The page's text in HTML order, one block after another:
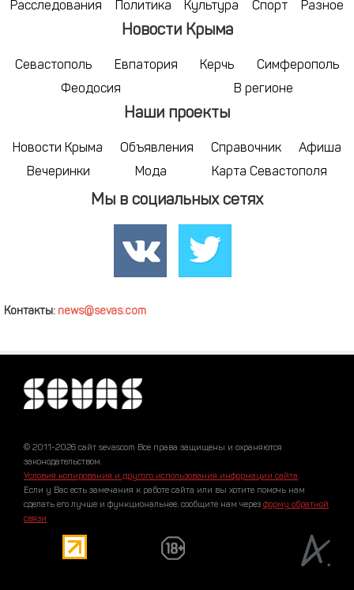
Расследования
Политика Культура Спорт Разное
Новости Крыма
Севастополь Евпатория Керчь
Симферополь
Феодосия
В регионе
Наши проекты
Новости Крыма Объявления Справочник
Афиша
Вечеринки
Мода Карта Севастополя
Мы в социальных сетях
Контакты: news@sevas.com
© 2011-2026 сайт sevascom Все права защищены и охраняются
законодательством.
Условия копирования и другого использования информации сайта.
Если у Вас есть замечания к работе сайта или вы хотите помочь нам
сделать его лучше и функциональнее, сообщите нам через форму обратной
связи